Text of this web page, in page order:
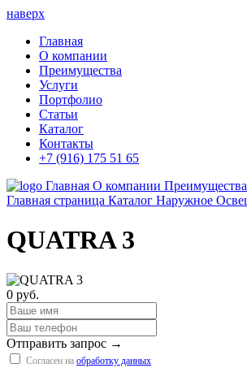
наверх
Главная
О компании
Преимущества
Услуги
Портфолио
Статьи
Каталог
Контакты
+7 (916) 175 51 65
Главная О компании Преимущества
Главная страница Каталог Наружное
QUATRA 3
0 руб.
Отправить запрос →
Согласен на обработку данных